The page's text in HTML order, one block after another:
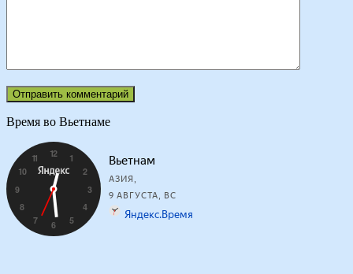
Время во Вьетнаме